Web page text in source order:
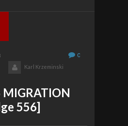
0
Karl Krzeminski
MIGRATION
556]